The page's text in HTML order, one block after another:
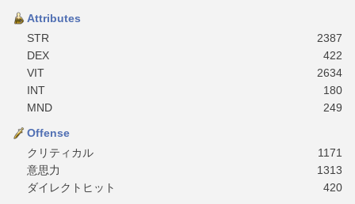
Attributes
STR
2387
DEX
422
VIT
2634
INT
180
MND
249
Offense
クリティカル
1171
意思力
1313
ダイレクトヒット
420